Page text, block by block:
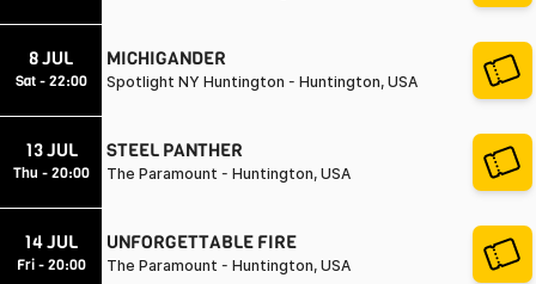
8 JUL
Sat - 22:00
MICHIGANDER
Spotlight NY Huntington - Huntington, USA
13 JUL
Thu - 20:00
STEEL PANTHER
The Paramount - Huntington, USA
14 JUL
Fri - 20:00
UNFORGETTABLE FIRE
The Paramount - Huntington, USA